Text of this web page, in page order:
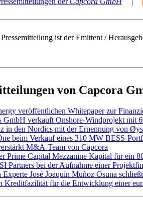
ist der Emittent /
von Capcora
veröffentlichen Whitepaper zur
GmbH verkauft Onshore-Windprojekt mit
in den Nordics mit der Ernennung von
beim Verkauf eines 310 MW BESS-
M&A-Team von Capcora
Prime Capital Mezzanine Kapital für ein
Partners bei der Aufnahme einer
Experte José Joaquín Muñoz Osuna
Kreditfazilität für die Entwicklung einer